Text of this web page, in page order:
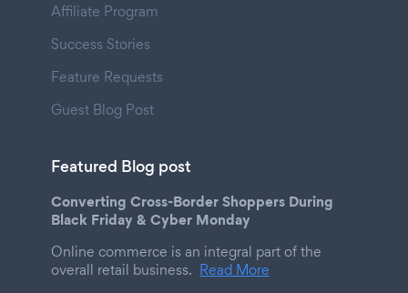
Affiliate Program
Success Stories
Feature Requests
Guest Blog Post
Featured Blog post
Converting Cross-Border Shoppers During
Black Friday & Cyber Monday
Online commerce is an integral part of the
overall retail business. Read More